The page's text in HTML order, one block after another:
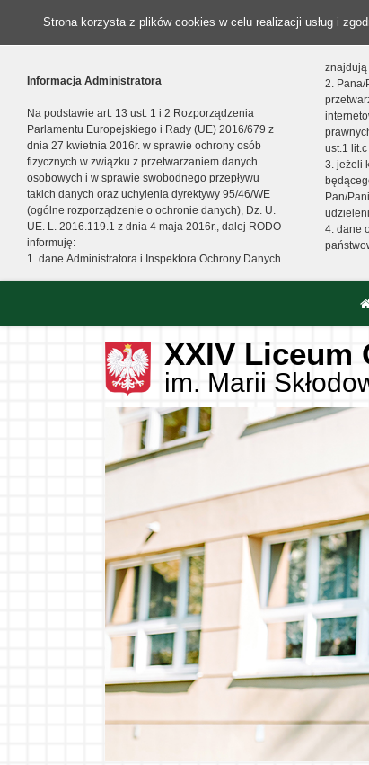
Strona korzysta z plików cookies w celu realizacji usług i
Informacja Administratora
Na podstawie art. 13 ust. 1 i 2 Rozporządzenia
Parlamentu Europejskiego i Rady (UE) 2016/679 z
dnia 27 kwietnia 2016r. w sprawie ochrony osób
fizycznych w związku z przetwarzaniem danych
osobowych i w sprawie swobodnego przepływu
takich danych oraz uchylenia dyrektywy 95/46/WE
(ogólne rozporządzenie o ochronie danych), Dz. U.
UE. L. 2016.119.1 z dnia 4 maja 2016r., dalej RODO
informuję:
1. dane Administratora i Inspektora Ochrony Danych
znajdują
2. Pana/
ust.1
3. jeżeli
Pan/
4. dane
XXIV Liceum
im. Marii